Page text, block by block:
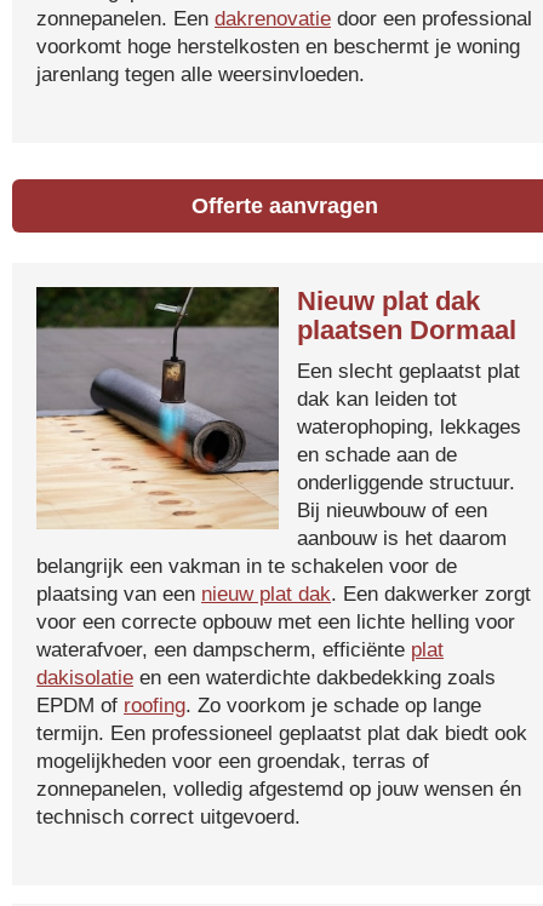
zonnepanelen. Een dakrenovatie door een professional
voorkomt hoge herstelkosten en beschermt je woning
jarenlang tegen alle weersinvloeden.
Offerte aanvragen
Nieuw plat dak
plaatsen Dormaal
Een slecht geplaatst plat
dak kan leiden tot
waterophoping, lekkages
en schade aan de
onderliggende structuur.
Bij nieuwbouw of een
aanbouw is het daarom
belangrijk een vakman in te schakelen voor de
plaatsing van een nieuw plat dak. Een dakwerker zorgt
voor een correcte opbouw met een lichte helling voor
waterafvoer, een dampscherm, efficiënte plat
dakisolatie en een waterdichte dakbedekking zoals
EPDM of roofing. Zo voorkom je schade op lange
termijn. Een professioneel geplaatst plat dak biedt ook
mogelijkheden voor een groendak, terras of
zonnepanelen, volledig afgestemd op jouw wensen én
technisch correct uitgevoerd.